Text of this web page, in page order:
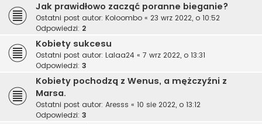
Jak prawidłowo zacząć poranne bieganie?
Ostatni post autor: Koloombo « 23 wrz 2022, o 10:52
Odpowiedzi: 2
Kobiety sukcesu
Ostatni post autor: Lalaa24 « 7 wrz 2022, o 13:31
Odpowiedzi: 3
Kobiety pochodzą z Wenus, a mężczyźni z
Marsa.
Ostatni post autor: Aresss « 10 sie 2022, o 13:12
Odpowiedzi: 3